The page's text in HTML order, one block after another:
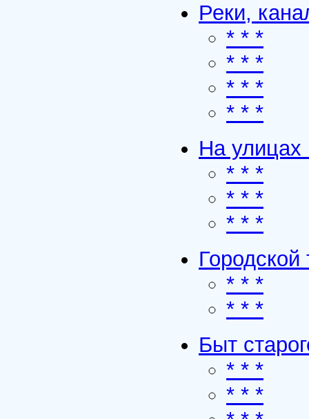
Реки,
* * *
* * *
* * *
* * *
На
* * *
* * *
* * *
Городской
* * *
* * *
Быт
* * *
* * *